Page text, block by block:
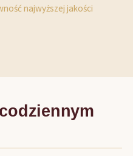
najwyższej jakości